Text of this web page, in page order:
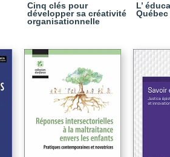
Cinq clés pour
développer sa créativité
organisationnelle
L’
Québec